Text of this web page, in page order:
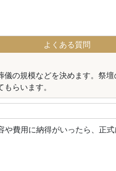
よくある質問
の規模などを決めます。祭
らいます。
費用に納得がいったら、正式